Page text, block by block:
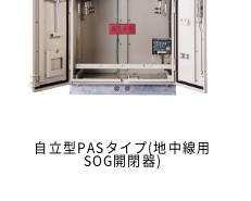
自立型PASタイプ(地中線用
SOG開閉器)